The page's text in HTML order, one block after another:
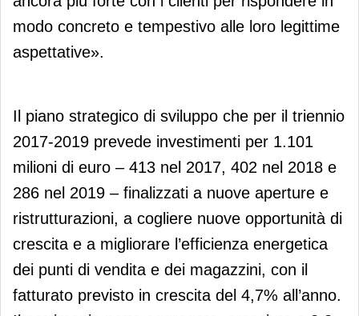
modo concreto e tempestivo alle loro legittime
aspettative».
Il piano strategico di sviluppo che per il triennio
2017-2019 prevede investimenti per 1.101
milioni di euro – 413 nel 2017, 402 nel 2018 e
286 nel 2019 – finalizzati a nuove aperture e
ristrutturazioni, a cogliere nuove opportunità di
crescita e a migliorare l’efficienza energetica
dei punti di vendita e dei magazzini, con il
fatturato previsto in crescita del 4,7% all’anno.